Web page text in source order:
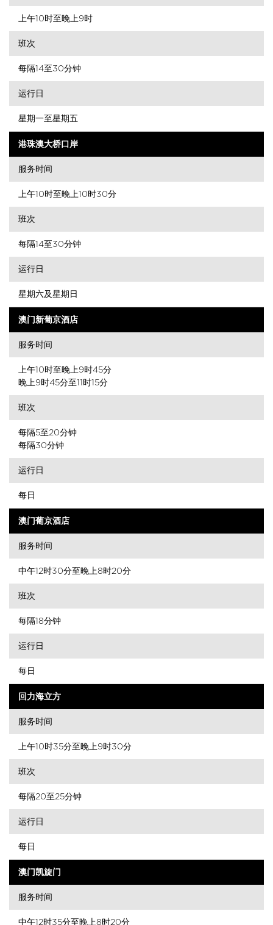
上午10时至晚上9时
班次
每隔14至30分钟
运行日
星期一至星期五
港珠澳大桥口岸
服务时间
上午10时至晚上10时30分
班次
每隔14至30分钟
运行日
星期六及星期日
澳门新葡京酒店
服务时间
上午10时至晚上9时45分
晚上9时45分至11时15分
班次
每隔5至20分钟
每隔30分钟
运行日
每日
澳门葡京酒店
服务时间
中午12时30分至晚上8时20分
班次
每隔18分钟
运行日
每日
回力海立方
服务时间
上午10时35分至晚上9时30分
班次
每隔20至25分钟
运行日
每日
澳门凯旋门
服务时间
中午12时35分至晚上8时20分